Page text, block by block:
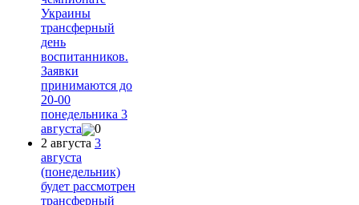
Украины
трансферный
день
воспитанников.
Заявки
принимаются до
20-00
понедельника 3
августа
0
2 августа 3
августа
(понедельник)
будет рассмотрен
трансферный